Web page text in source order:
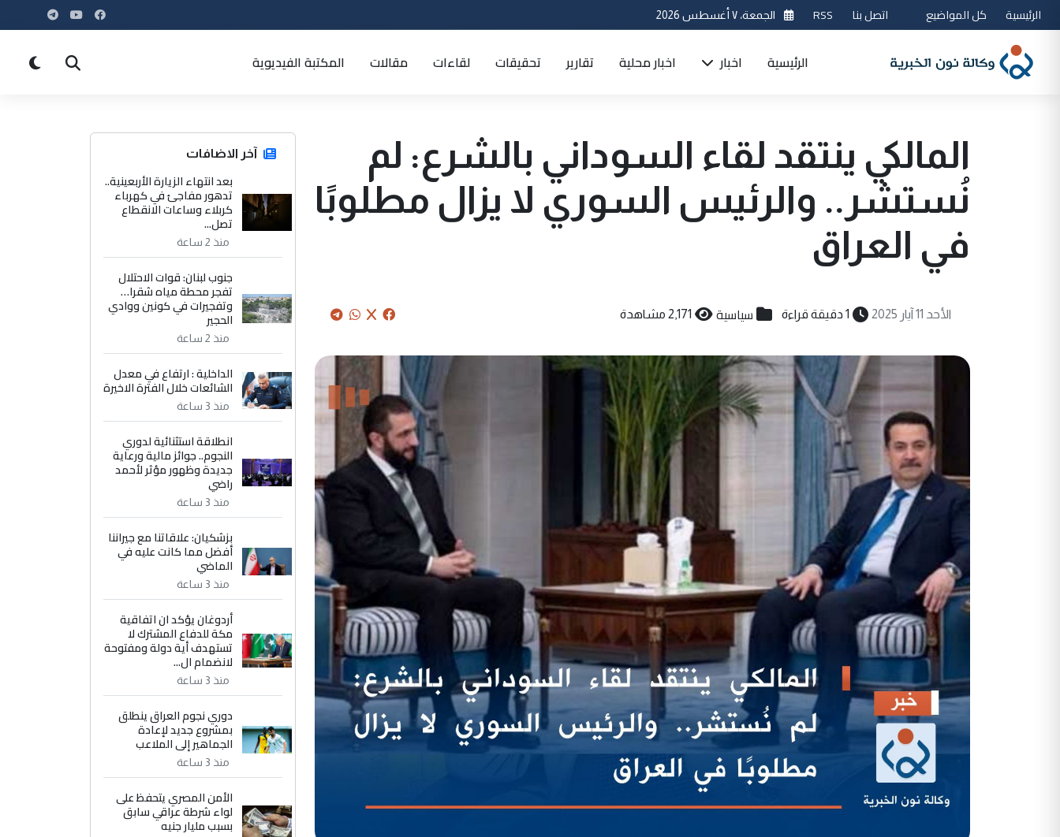
الرئيسية كل المواضيع اتصل بنا RSS الجمعة، ٧ أغسطس 2026
الرئيسية اخبار اخبار محلية تقارير تحقيقات لقاءات مقالات المكتبة الفيديوية
المالكي ينتقد لقاء السوداني بالشرع: لم
نُستشر.. والرئيس السوري لا يزال مطلوبًا
في العراق
الأحد 11 آيار 2025 1 دقيقة قراءة سياسية 2,171 مشاهدة
آخر الاضافات
بعد انتهاء الزيارة الأربعينية..
تدهور مفاجئ في كهرباء
كربلاء وساعات الانقطاع
تصل...
منذ 2 ساعة
جنوب لبنان: قوات الاحتلال
تفجر محطة مياه شقرا…
وتفجيرات في كونين ووادي
الحجير
منذ 2 ساعة
الداخلية : ارتفاع في معدل
الشائعات خلال الفترة الاخيرة
منذ 3 ساعة
انطلاقة استثنائية لدوري
النجوم.. جوائز مالية ورعاية
جديدة وظهور مؤثر لأحمد
راضي
منذ 3 ساعة
بزشكيان: علاقاتنا مع جيراننا
أفضل مما كانت عليه في
الماضي
منذ 3 ساعة
أردوغان يؤكد ان اتفاقية
مكة للدفاع المشترك لا
تستهدف أية دولة ومفتوحة
لانضمام ال...
منذ 3 ساعة
دوري نجوم العراق ينطلق
بمشروع جديد لإعادة
الجماهير إلى الملاعب
منذ 3 ساعة
الأمن المصري يتحفظ على
لواء شرطة عراقي سابق
بسبب مليار جنيه